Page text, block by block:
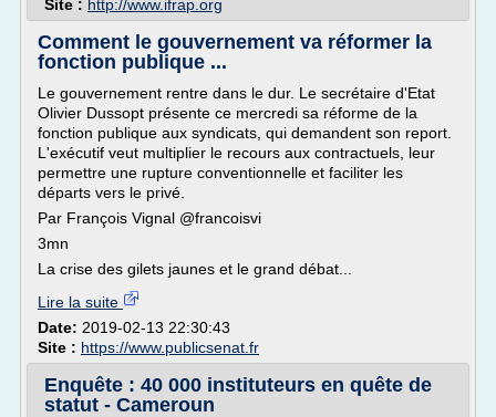
Site : http://www.ifrap.org
Comment le gouvernement va réformer la
fonction publique ...
Le gouvernement rentre dans le dur. Le secrétaire d'Etat
Olivier Dussopt présente ce mercredi sa réforme de la
fonction publique aux syndicats, qui demandent son report.
L'exécutif veut multiplier le recours aux contractuels, leur
permettre une rupture conventionnelle et faciliter les
départs vers le privé.
Par François Vignal @francoisvi
3mn
La crise des gilets jaunes et le grand débat...
Lire la suite
Date: 2019-02-13 22:30:43
Site : https://www.publicsenat.fr
Enquête : 40 000 instituteurs en quête de
statut - Cameroun